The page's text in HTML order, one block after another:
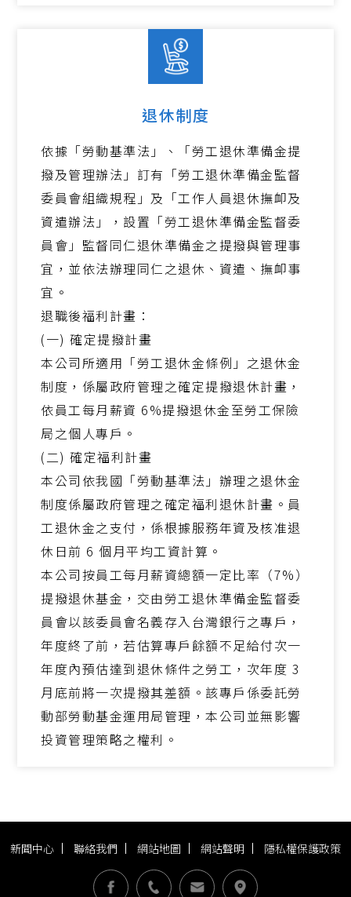
退休制度
依據「勞動基準法」、「勞工退休準備金提
撥及管理辦法」訂有「勞工退休準備金監督
委員會組織規程」及「工作人員退休撫卹及
資遣辦法」，設置「勞工退休準備金監督委
員會」監督同仁退休準備金之提撥與管理事
宜，並依法辦理同仁之退休、資遣、撫卹事
宜。
退職後福利計畫：
(一) 確定提撥計畫
本公司所適用「勞工退休金條例」之退休金
制度，係屬政府管理之確定提撥退休計畫，
依員工每月薪資 6%提撥退休金至勞工保險
局之個人專戶。
(二) 確定福利計畫
本公司依我國「勞動基準法」辦理之退休金
制度係屬政府管理之確定福利退休計畫。員
工退休金之支付，係根據服務年資及核准退
休日前 6 個月平均工資計算。
本公司按員工每月薪資總額一定比率（7%）
提撥退休基金，交由勞工退休準備金監督委
員會以該委員會名義存入台灣銀行之專戶，
年度終了前，若估算專戶餘額不足給付次一
年度內預估達到退休條件之勞工，次年度 3
月底前將一次提撥其差額。該專戶係委託勞
動部勞動基金運用局管理，本公司並無影響
投資管理策略之權利。
新聞中心 聯絡我們 網站地圖 網站聲明 隱私權保護政策